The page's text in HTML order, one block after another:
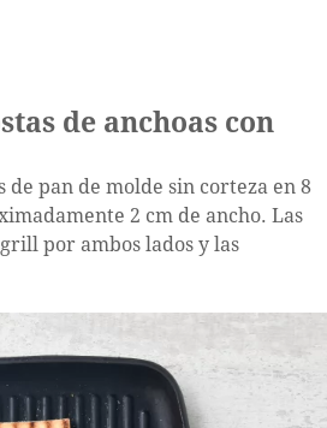
de anchoas con
de pan de molde sin corteza en 8
2 cm de ancho. Las
por ambos lados y las